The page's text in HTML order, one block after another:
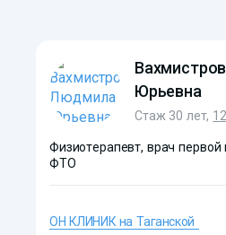
Юрьевна
Стаж 30 лет,
Физиотерапевт, врач
ФТО
ОН КЛИНИК на Таганской